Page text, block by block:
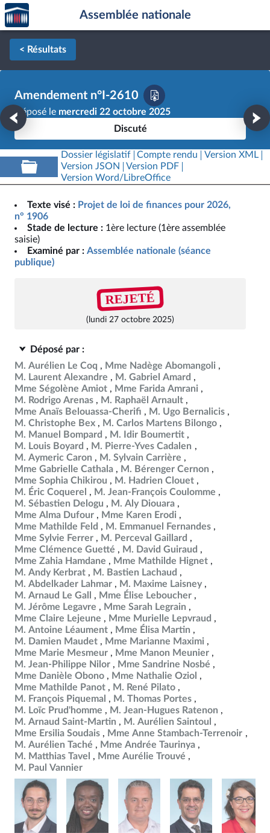
Aller au contenu
Aller en bas de la page
Accèder
à la
page
d'accueil
Assemblée nationale
< Résultats
Amendement n°I-2610
Déposé le mercredi 22 octobre 2025
Discuté
Dossier législatif Compte rendu
Version XML
Version JSON
Version PDF
Version Word/LibreOffice
Texte visé : Projet de loi de finances pour 2026,
n° 1906
Stade de lecture : 1ère lecture (1ère assemblée
saisie)
Examiné par : Assemblée nationale (séance
publique)
REJETÉ
(lundi 27 octobre 2025)
Déposé par :
M. Aurélien Le Coq
Mme Nadège Abomangoli
M. Laurent Alexandre
M. Gabriel Amard
Mme Ségolène Amiot
Mme Farida Amrani
M. Rodrigo Arenas
M. Raphaël Arnault
Mme Anaïs Belouassa-Cherifi
M. Ugo Bernalicis
M. Christophe Bex
M. Carlos Martens Bilongo
M. Manuel Bompard
M. Idir Boumertit
M. Louis Boyard
M. Pierre-Yves Cadalen
M. Aymeric Caron
M. Sylvain Carrière
Mme Gabrielle Cathala
M. Bérenger Cernon
Mme Sophia Chikirou
M. Hadrien Clouet
M. Éric Coquerel
M. Jean-François Coulomme
M. Sébastien Delogu
M. Aly Diouara
Mme Alma Dufour
Mme Karen Erodi
Mme Mathilde Feld
M. Emmanuel Fernandes
Mme Sylvie Ferrer
M. Perceval Gaillard
Mme Clémence Guetté
M. David Guiraud
Mme Zahia Hamdane
Mme Mathilde Hignet
M. Andy Kerbrat
M. Bastien Lachaud
M. Abdelkader Lahmar
M. Maxime Laisney
M. Arnaud Le Gall
Mme Élise Leboucher
M. Jérôme Legavre
Mme Sarah Legrain
Mme Claire Lejeune
Mme Murielle Lepvraud
M. Antoine Léaument
Mme Élisa Martin
M. Damien Maudet
Mme Marianne Maximi
Mme Marie Mesmeur
Mme Manon Meunier
M. Jean-Philippe Nilor
Mme Sandrine Nosbé
Mme Danièle Obono
Mme Nathalie Oziol
Mme Mathilde Panot
M. René Pilato
M. François Piquemal
M. Thomas Portes
M. Loïc Prud'homme
M. Jean-Hugues Ratenon
M. Arnaud Saint-Martin
M. Aurélien Saintoul
Mme Ersilia Soudais
Mme Anne Stambach-Terrenoir
M. Aurélien Taché
Mme Andrée Taurinya
M. Matthias Tavel
Mme Aurélie Trouvé
M. Paul Vannier